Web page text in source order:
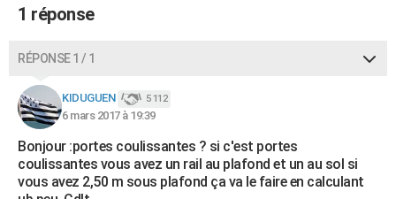
COPAINS D'AVANT
Bricolage
Lifestyle
Culture
Sport
Auto
Television
Voyage
Cinema
1 réponse
RÉPONSE 1 / 1
KIDUGUEN 5 112
6 mars 2017 à 19:39
Bonjour :portes coulissantes ? si c'est portes
coulissantes vous avez un rail au plafond et un au sol si
vous avez 2,50 m sous plafond ça va le faire en calculant